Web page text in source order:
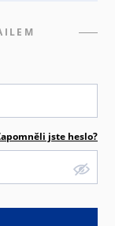
jste heslo?